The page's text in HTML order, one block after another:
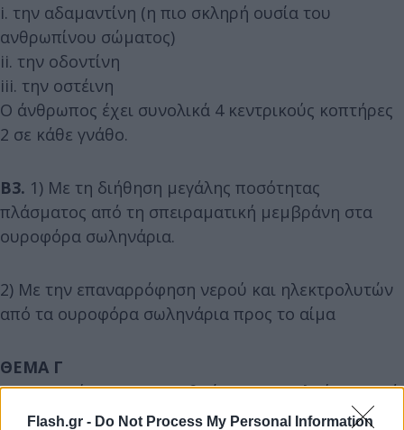
Flash.gr - Do Not Process My Personal Information
i. την αδαμαντίνη (η πιο σκληρή ουσία του
ανθρωπίνου σώματος)
ii. την οδοντίνη
iii. την οστέινη
Ο άνθρωπος έχει συνολικά 4 κεντρικούς κοπτήρες
2 σε κάθε γνάθο.
Β3. 1) Με τη διήθηση μεγάλης ποσότητας
πλάσματος από τη σπειραματική μεμβράνη στα
ουροφόρα σωληνάρια.
2) Με την επαναρρόφηση νερού και ηλεκτρολυτών
από τα ουροφόρα σωληνάρια προς το αίμα
ΘΕΜΑ Γ
Γ1. Οι πνεύμονες του ανθρώπου αποτελούνται από
το βρογχικό δένδρο (σχηματίζεται από τον κάθε